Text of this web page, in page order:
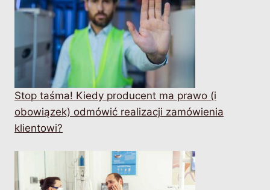
Stop taśma! Kiedy producent ma prawo (i
obowiązek) odmówić realizacji zamówienia
klientowi?